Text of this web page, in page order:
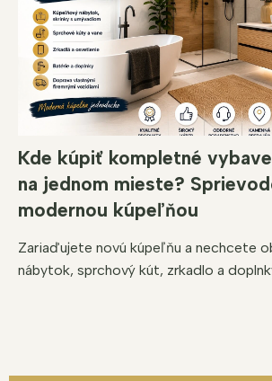
Kde kúpiť kompletné
na jednom mieste?
modernou kúpeľňou
Zariaďujete novú kúpeľňu a nechcete
nábytok, sprchový kút, zrkadlo a